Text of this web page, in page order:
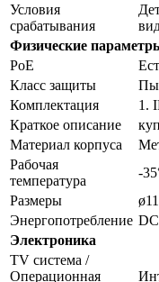
Условия
срабатывания
Физические
PoE
Класс защиты
Комплектация
1.
Краткое описание
Материал корпуса
Рабочая
температура
-
Размеры
Энергопотребление
Электроника
TV система /
Операционная